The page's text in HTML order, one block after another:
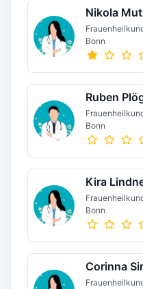
Nikola
Bonn
Ruben
Bonn
Kira
Bonn
Corinna